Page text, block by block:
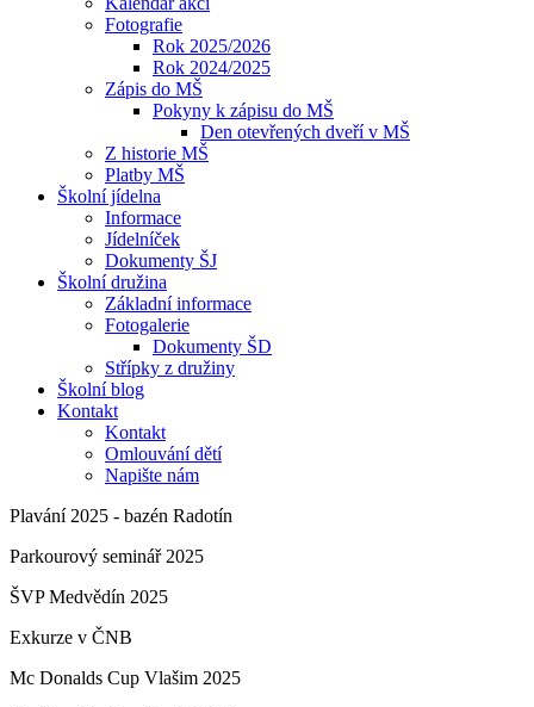
Fotografie
Rok 2025/2026
Rok 2024/2025
Zápis do MŠ
Pokyny k zápisu do MŠ
Den otevřených dveří v MŠ
Z historie MŠ
Platby MŠ
Školní jídelna
Informace
Jídelníček
Dokumenty ŠJ
Školní družina
Základní informace
Fotogalerie
Dokumenty ŠD
Střípky z družiny
Školní blog
Kontakt
Kontakt
Omlouvání dětí
Napište nám
Plavání 2025 - bazén Radotín
Parkourový seminář 2025
ŠVP Medvědín 2025
Exkurze v ČNB
Mc Donalds Cup Vlašim 2025